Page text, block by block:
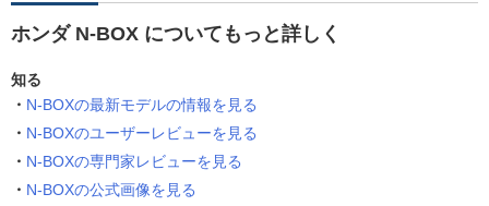
ホンダ N-BOX についてもっと詳しく
知る
N-BOXの最新モデルの情報を見る
N-BOXのユーザーレビューを見る
N-BOXの専門家レビューを見る
N-BOXの公式画像を見る